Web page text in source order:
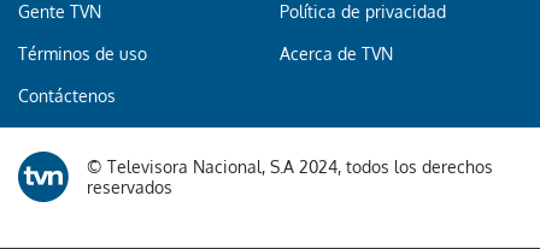
Gente TVN Política de privacidad
Términos de uso Acerca de TVN
Contáctenos
© Televisora Nacional, S.A 2024, todos los derechos
reservados